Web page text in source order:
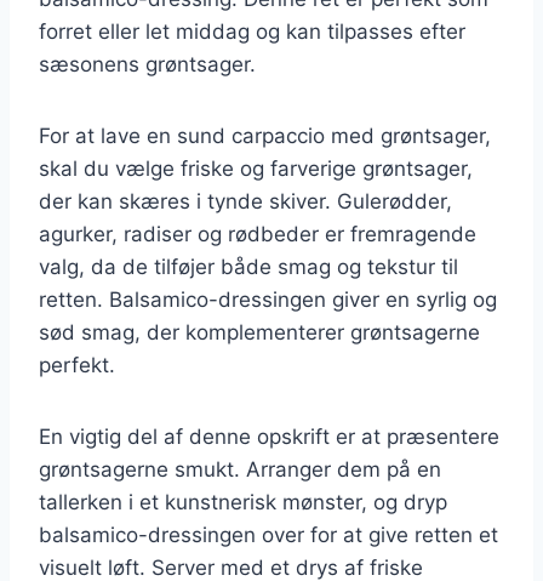
forret eller let middag og kan tilpasses efter
sæsonens grøntsager.
For at lave en sund carpaccio med grøntsager,
skal du vælge friske og farverige grøntsager,
der kan skæres i tynde skiver. Gulerødder,
agurker, radiser og rødbeder er fremragende
valg, da de tilføjer både smag og tekstur til
retten. Balsamico-dressingen giver en syrlig og
sød smag, der komplementerer grøntsagerne
perfekt.
En vigtig del af denne opskrift er at præsentere
grøntsagerne smukt. Arranger dem på en
tallerken i et kunstnerisk mønster, og dryp
balsamico-dressingen over for at give retten et
visuelt løft. Server med et drys af friske